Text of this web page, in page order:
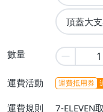
頂蓋大
數量
運費活動 運費抵用券
運費規則
7-ELEVEN